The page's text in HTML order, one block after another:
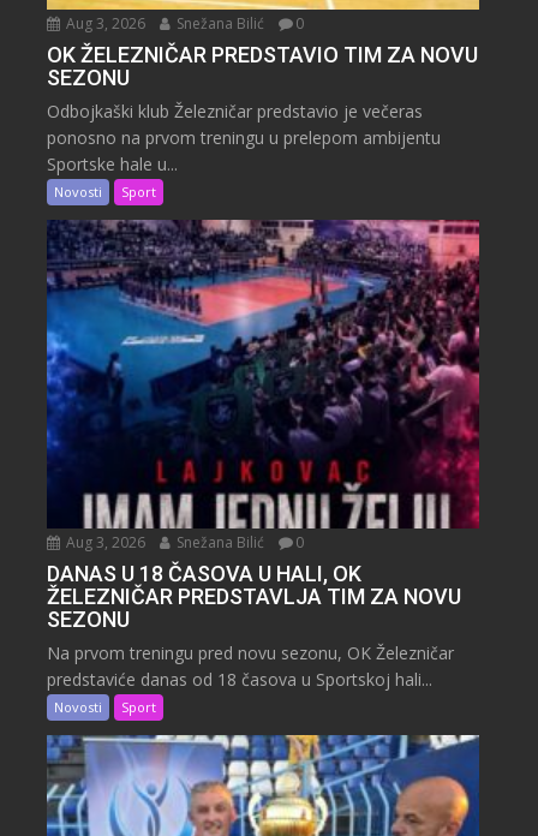
Aug 3, 2026 Snežana Bilić 0
OK ŽELEZNIČAR PREDSTAVIO TIM ZA NOVU
SEZONU
Odbojkaški klub Železničar predstavio je večeras
ponosno na prvom treningu u prelepom ambijentu
Sportske hale u...
Novosti Sport
Aug 3, 2026 Snežana Bilić 0
DANAS U 18 ČASOVA U HALI, OK
ŽELEZNIČAR PREDSTAVLJA TIM ZA NOVU
SEZONU
Na prvom treningu pred novu sezonu, OK Železničar
predstaviće danas od 18 časova u Sportskoj hali...
Novosti Sport